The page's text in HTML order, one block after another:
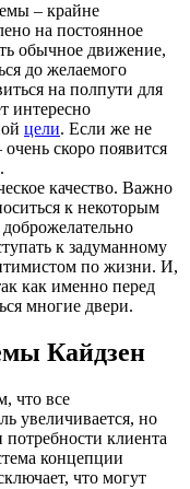
– крайне
на постоянное
обычное движение,
до желаемого
на полпути для
интересно
цели. Если же не
скоро появится
качество. Важно
к некоторым
к задуманному
по жизни. И,
как именно перед
многие двери.
Кайдзен
что все
увеличивается, но
потребности клиента
концепции
что могут